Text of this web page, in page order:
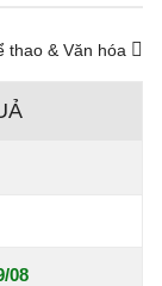
thao & Văn hóa
08